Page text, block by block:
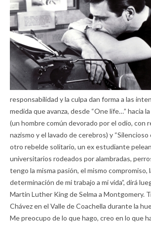
responsabilidad y la culpa dan forma a las
medida que avanza, desde “One life…” hacia
(un hombre común devorado por el odio, con
nazismo y el lavado de cerebros) y “Silencioso
otro rebelde solitario, un ex estudiante
universitarios rodeados por alambradas,
tengo la misma pasión, el mismo compromiso,
determinación de mi trabajo a mi vida”, dirá
Martin Luther King de Selma a Montgomery.
Chávez en el Valle de Coachella durante la
Me preocupo de lo que hago, creo en lo que